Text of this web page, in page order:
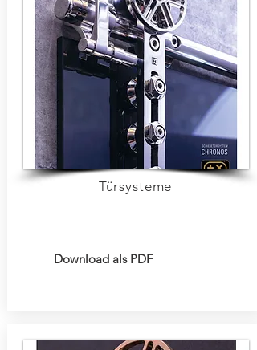
Türsysteme
Download als PDF